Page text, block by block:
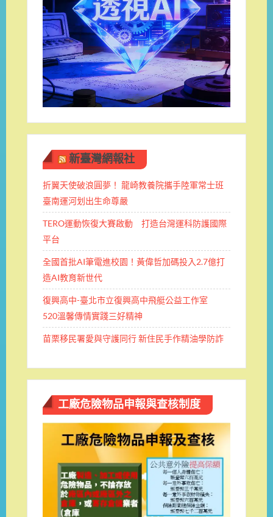
新臺灣網報社
折翼天使破浪圓夢！ 龍崎教養院攜手陸軍常士班 ​
臺南運河划出生命尊嚴
TERO運動恢復大賽啟動 打造台灣運科防護國際
平台
全國首批AI筆電進校園！黃偉哲加碼投入2.7億打
造AI教育新世代
復興高中-臺北市立復興高中飛艇公益工作室
520溫馨傳情實踐三好精神
苗栗移民署愛與守護同行 新住民手作精油學防詐
工廠危險物品申報與查核制度